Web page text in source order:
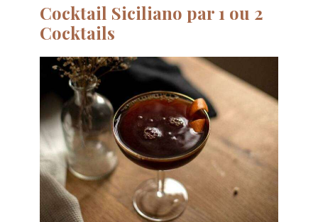
Cocktail Siciliano par 1 ou 2
Cocktails